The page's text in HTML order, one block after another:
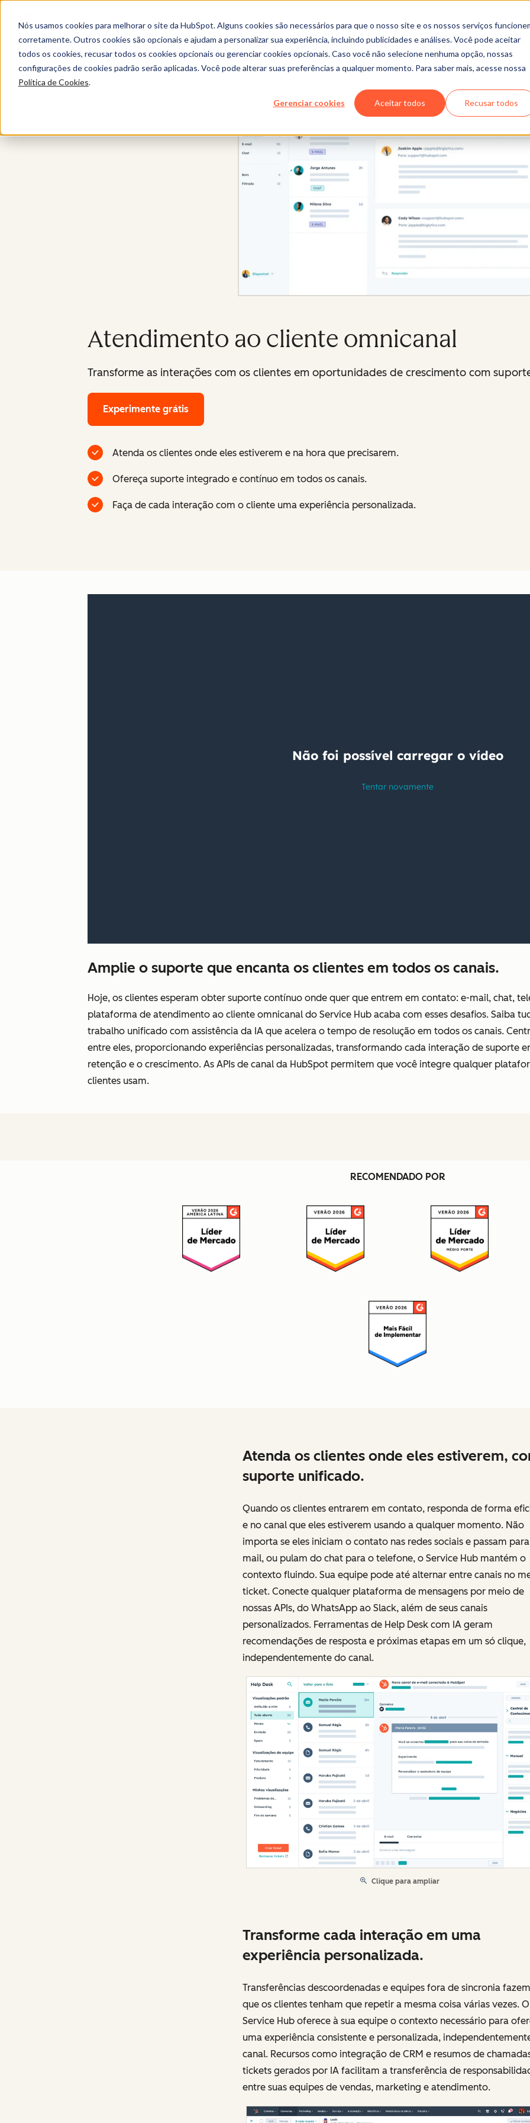
Nós usamos cookies para melhorar o site da HubSpot. Alguns cookies são necessários para que o nosso site e os nossos serviços
corretamente. Outros cookies são opcionais e ajudam a personalizar sua experiência, incluindo publicidades e análises. Você pode aceitar
todos os cookies, recusar todos os cookies opcionais ou gerenciar cookies opcionais. Caso você não selecione nenhuma opção, nossas
configurações de cookies padrão serão aplicadas. Você pode alterar suas preferências a qualquer momento. Para saber mais, acesse nossa
Política de Cookies.
Gerenciar cookies Aceitar todos Recusar todos
Service Hub
Atendimento ao cliente omnicanal
Transforme as interações com os clientes em oportunidades de crescimento com
Experimente grátis
Atenda os clientes onde eles estiverem e na hora que precisarem.
Ofereça suporte integrado e contínuo em todos os canais.
Faça de cada interação com o cliente uma experiência personalizada.
Amplie o suporte que encanta os clientes em todos os canais.
Hoje, os clientes esperam obter suporte contínuo onde quer que entrem em contato: e-mail, chat,
plataforma de atendimento ao cliente omnicanal do Service Hub acaba com esses desafios. Saiba
trabalho unificado com assistência da IA que acelera o tempo de resolução em todos os canais.
entre eles, proporcionando experiências personalizadas, transformando cada interação de suporte
retenção e o crescimento. As APIs de canal da HubSpot permitem que você integre qualquer
clientes usam.
RECOMENDADO POR
Atenda os clientes onde eles estiverem,
suporte unificado.
Quando os clientes entrarem em contato, responda de forma
e no canal que eles estiverem usando a qualquer momento. Não
importa se eles iniciam o contato nas redes sociais e passam
mail, ou pulam do chat para o telefone, o Service Hub mantém o
contexto fluindo. Sua equipe pode até alternar entre canais no
ticket. Conecte qualquer plataforma de mensagens por meio de
nossas APIs, do WhatsApp ao Slack, além de seus canais
personalizados. Ferramentas de Help Desk com IA geram
recomendações de resposta e próximas etapas em um só clique,
independentemente do canal.
Clique para ampliar
Transforme cada interação em uma
experiência personalizada.
Transferências descoordenadas e equipes fora de sincronia
que os clientes tenham que repetir a mesma coisa várias vezes. O
Service Hub oferece à sua equipe o contexto necessário para
uma experiência consistente e personalizada,
canal. Recursos como integração de CRM e resumos de
tickets gerados por IA facilitam a transferência de
entre suas equipes de vendas, marketing e atendimento.